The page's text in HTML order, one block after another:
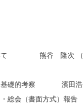
について 熊谷 隆次
る基礎的考察 濱田浩
延期・総会（書面方